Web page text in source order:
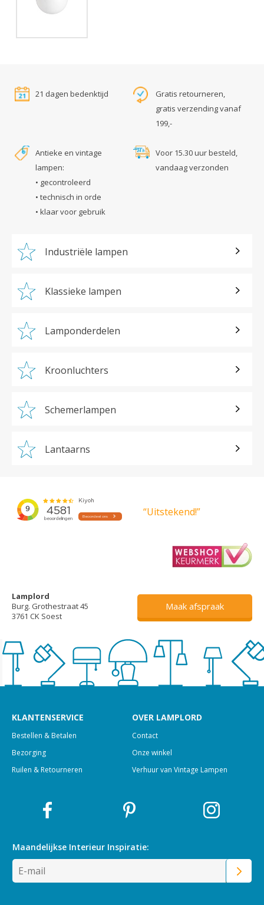
21 dagen bedenktijd
Gratis retourneren,
gratis verzending vanaf
199,-
Antieke en vintage
lampen:
• gecontroleerd
• technisch in orde
• klaar voor gebruik
Voor 15.30 uur besteld,
vandaag verzonden
Industriële lampen
Klassieke lampen
Lamponderdelen
Kroonluchters
Schemerlampen
Lantaarns
“Uitstekend!”
Lamplord
Burg. Grothestraat 45
3761 CK Soest
Maak afspraak
KLANTENSERVICE
Bestellen & Betalen
Bezorging
Ruilen & Retourneren
OVER LAMPLORD
Contact
Onze winkel
Verhuur van Vintage Lampen
Maandelijkse Interieur Inspiratie: